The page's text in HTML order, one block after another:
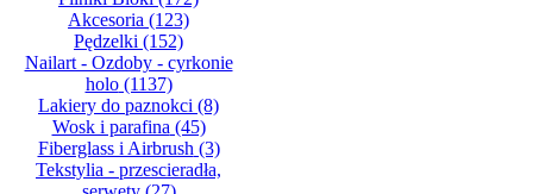
Akcesoria (123)
Pędzelki (152)
Nailart - Ozdoby - cyrkonie
holo(1137)
Lakiery do paznokci (8)
Wosk i parafina (45)
Fiberglass i Airbrush (3)
Tekstylia - przescieradła,